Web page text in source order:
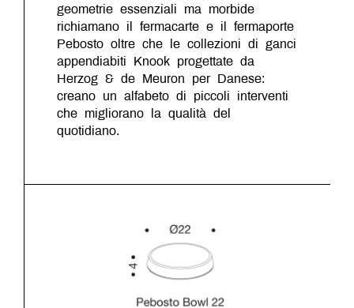
geometrie essenziali ma morbide
richiamano il fermacarte e il fermaporte
Pebosto oltre che le collezioni di ganci
appendiabiti Knook progettate da
Herzog & de Meuron per Danese:
creano un alfabeto di piccoli interventi
che migliorano la qualità del
quotidiano.